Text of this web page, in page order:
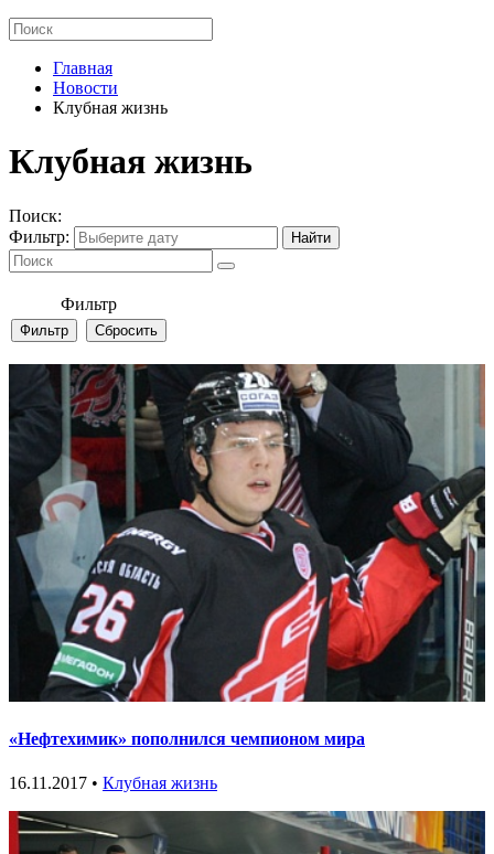
Главная
Новости
Клубная жизнь
Клубная жизнь
Поиск:
Фильтр:
Фильтр
«Нефтехимик» пополнился чемпионом мира
16.11.2017 • Клубная жизнь